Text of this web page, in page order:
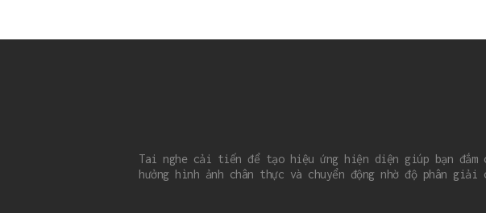
Tai nghe cải tiến để tạo hiệu ứng hiện diện giúp bạn
hưởng hình ảnh chân thực và chuyển động nhờ độ phân giải